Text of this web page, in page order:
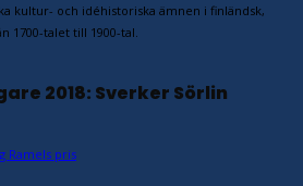
kultur- och idéhistoriska ämnen i finländsk,
1700-talet till 1900-tal.
2018: Sverker Sörlin
Ramels pris